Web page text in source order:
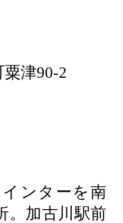
津90-2
ンターを南
。加古川駅前